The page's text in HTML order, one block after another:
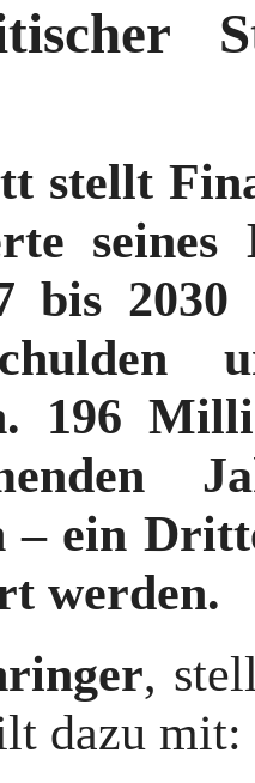
stellt
seines
bis
196
– ein
werden.
,
dazu mit: